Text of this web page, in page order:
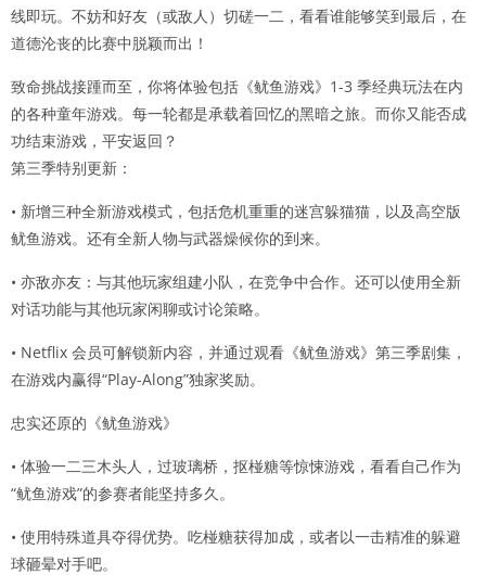
线即玩。不妨和好友（或敌人）切磋一二，看看谁能够笑到最后，在
道德沦丧的比赛中脱颖而出！
致命挑战接踵而至，你将体验包括《鱿鱼游戏》1-3 季经典玩法在内
的各种童年游戏。每一轮都是承载着回忆的黑暗之旅。而你又能否成
功结束游戏，平安返回？
第三季特别更新：
• 新增三种全新游戏模式，包括危机重重的迷宫躲猫猫，以及高空版
鱿鱼游戏。还有全新人物与武器燥候你的到来。
• 亦敌亦友：与其他玩家组建小队，在竞争中合作。还可以使用全新
对话功能与其他玩家闲聊或讨论策略。
• Netflix 会员可解锁新内容，并通过观看《鱿鱼游戏》第三季剧集，
在游戏内赢得“Play-Along”独家奖励。
忠实还原的《鱿鱼游戏》
• 体验一二三木头人，过玻璃桥，抠椪糖等惊悚游戏，看看自己作为
“鱿鱼游戏”的参赛者能坚持多久。
• 使用特殊道具夺得优势。吃椪糖获得加成，或者以一击精准的躲避
球砸晕对手吧。